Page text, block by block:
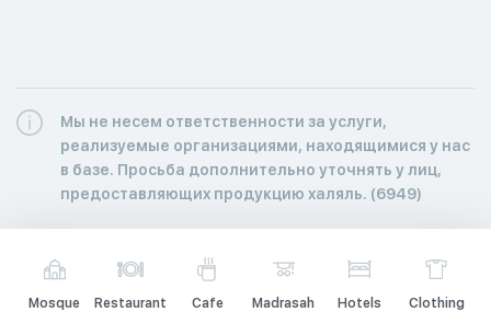
Мы не несем ответственности за услуги,
реализуемые организациями, находящимися у нас
в базе. Просьба дополнительно уточнять у лиц,
предоставляющих продукцию халяль. (6949)
Mosque Restaurant Cafe Madrasah Hotels
Clothing